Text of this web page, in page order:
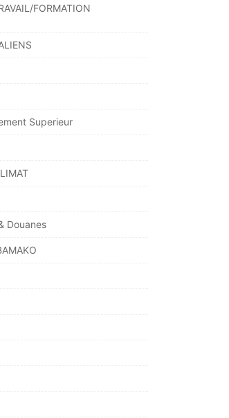
FORMATION
Superieur
Douanes